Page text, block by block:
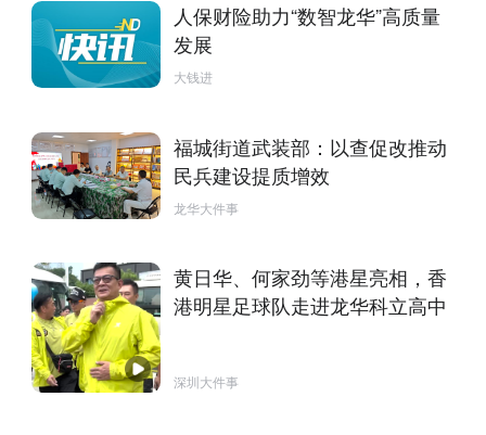
人保财险助力“数智龙华”高质量
发展
大钱进
福城街道武装部：以查促改推动
民兵建设提质增效
龙华大件事
黄日华、何家劲等港星亮相，香
港明星足球队走进龙华科立高中
深圳大件事